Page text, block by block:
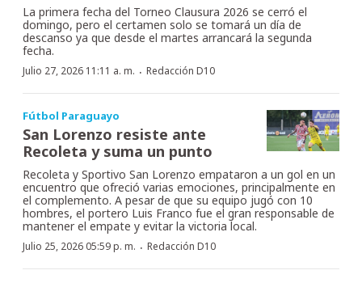
La primera fecha del Torneo Clausura 2026 se cerró el
domingo, pero el certamen solo se tomará un día de
descanso ya que desde el martes arrancará la segunda
fecha.
Julio 27, 2026 11:11 a. m. · Redacción D10
Fútbol Paraguayo
San Lorenzo resiste ante
Recoleta y suma un punto
Recoleta y Sportivo San Lorenzo empataron a un gol en un
encuentro que ofreció varias emociones, principalmente en
el complemento. A pesar de que su equipo jugó con 10
hombres, el portero Luis Franco fue el gran responsable de
mantener el empate y evitar la victoria local.
Julio 25, 2026 05:59 p. m. · Redacción D10